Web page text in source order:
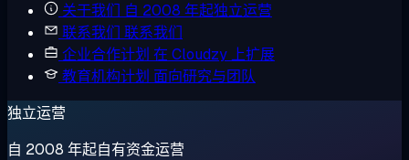
关于我们 自 2008 年起独立运营
联系我们 联系我们
企业合作计划 在 Cloudzy 上扩展
教育机构计划 面向研究与团队
独立运营
自 2008 年起自有资金运营